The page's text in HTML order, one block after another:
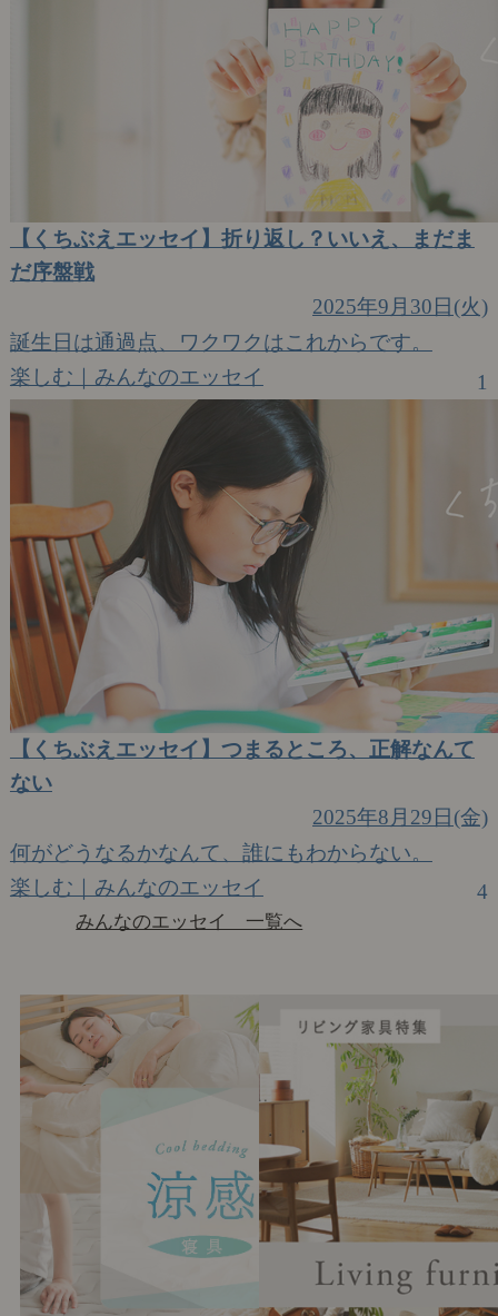
【くちぶえエッセイ】折り返し？いいえ、まだま
だ序盤戦
2025年9月30日(火)
誕生日は通過点、ワクワクはこれからです。
楽しむ｜みんなのエッセイ
1
【くちぶえエッセイ】つまるところ、正解なんて
ない
2025年8月29日(金)
何がどうなるかなんて、誰にもわからない。
楽しむ｜みんなのエッセイ
4
みんなのエッセイ 一覧へ